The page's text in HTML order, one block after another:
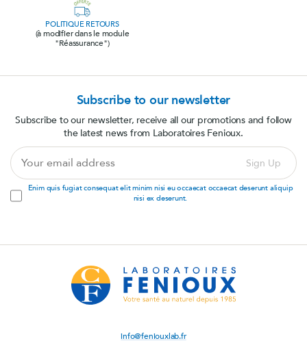
POLITIQUE RETOURS
(à modifier dans le module
"Réassurance")
info@feniouxlab.fr
Subscribe to our newsletter
Subscribe to our newsletter, receive all our promotions and follow
the latest news from Laboratoires Fenioux.
address
Sign Up
Enim quis fugiat consequat elit minim nisi eu occaecat occaecat deserunt aliquip
nisi ex deserunt.